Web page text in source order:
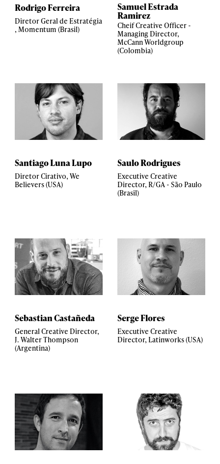
Rodrigo Ferreira
Diretor Geral de Estratégia
, Momentum (Brasil)
Samuel Estrada
Ramirez
Cheif Creative Officer -
Managing Director,
McCann Worldgroup
(Colombia)
Santiago Luna Lupo
Diretor Cirativo, We
Believers (USA)
Saulo Rodrigues
Executive Creative
Director, R/GA - São Paulo
(Brasil)
Sebastian Castañeda
General Creative Director,
J. Walter Thompson
(Argentina)
Serge Flores
Executive Creative
Director, Latinworks (USA)